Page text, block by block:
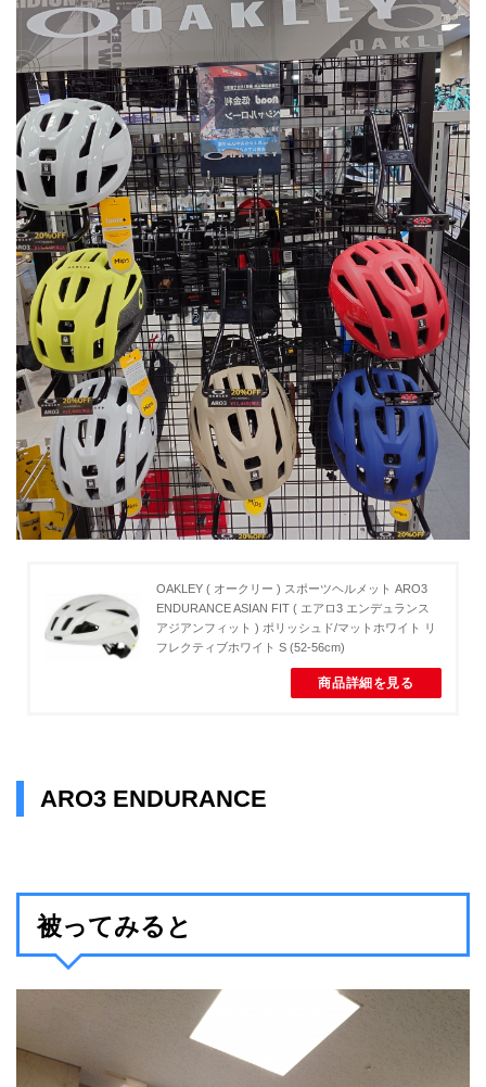
OAKLEY ( オークリー ) スポーツヘルメット ARO3
ENDURANCE ASIAN FIT ( エアロ3 エンデュランス
アジアンフィット ) ポリッシュド/マットホワイト リ
フレクティブホワイト S (52-56cm)
商品詳細を見る
ARO3 ENDURANCE
被ってみると